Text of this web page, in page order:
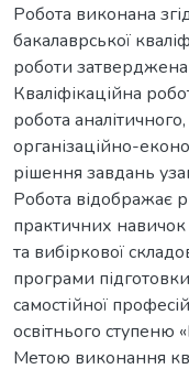
Робота виконана
бакалаврської
роботи
Кваліфікаційна
робота
організаційно-
рішення завдань
Робота відображає
практичних навичок
та вибіркової
програми
самостійної
освітнього ступеню
Метою виконання